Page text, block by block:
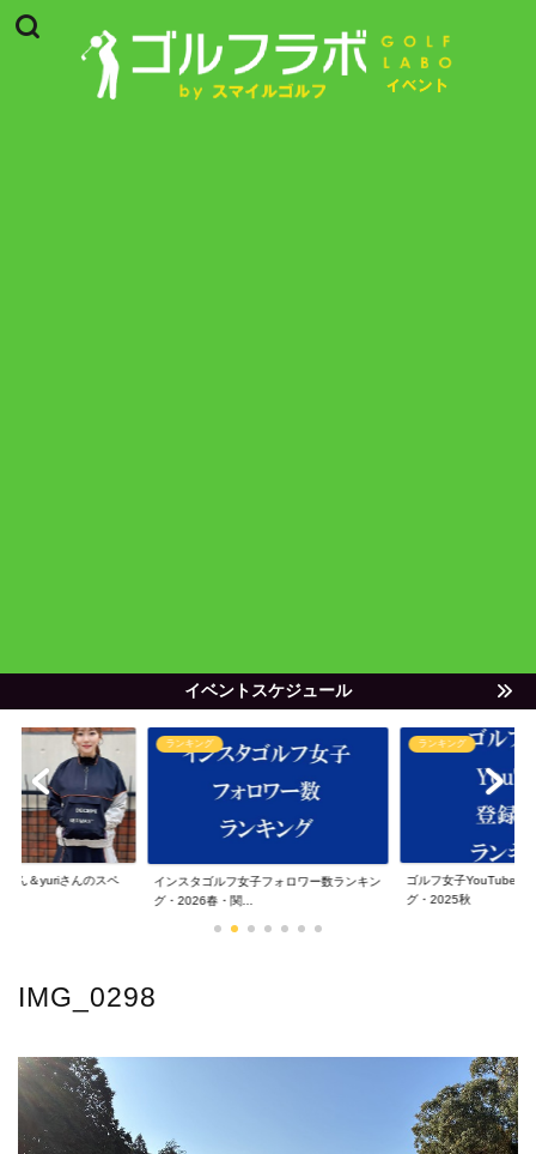
イベントスケジュール
ん＆yuriさんのスペ
ランキング
インスタゴルフ女子フォロワー数ランキン
グ・2026春・関...
ランキング
ゴルフ女子YouTube登
グ・2025秋
IMG_0298